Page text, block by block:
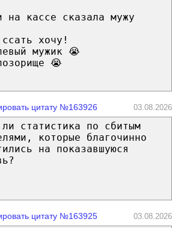
кассе сказала мужу
хочу!
мужик 😭
😭
цитату №163926 03.08.2026
статистика по сбитым
которые благочинно
на показавшуюся
цитату №163925 03.08.2026